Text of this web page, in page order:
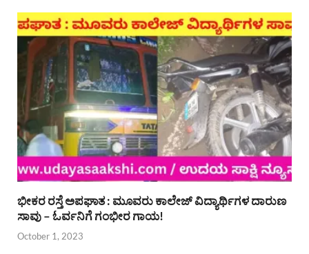
ಭೀಕರ ರಸ್ತೆ ಅಪಘಾತ : ಮೂವರು ಕಾಲೇಜ್ ವಿದ್ಯಾರ್ಥಿಗಳ ದಾರುಣ
ಸಾವು – ಓರ್ವನಿಗೆ ಗಂಭೀರ ಗಾಯ!
October 1, 2023